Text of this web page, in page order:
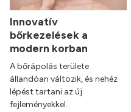
Innovatív
bőrkezelések a
modern korban
A bőrápolás területe
állandóan változik, és nehéz
lépést tartani az új
fejleményekkel.